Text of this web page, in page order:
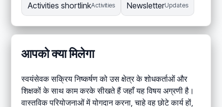
Activities shortlinkActivities NewsletterUpdates
आपको क्या मिलेगा
स्वयंसेवक सक्रिय निष्कर्षण को उस क्षेत्र के शोधकर्ताओं और
शिक्षकों के साथ काम करके सीखते हैं जहाँ यह विषय अग्रणी है।
वास्तविक परियोजनाओं में योगदान करना, चाहे वह छोटे कार्य हों,